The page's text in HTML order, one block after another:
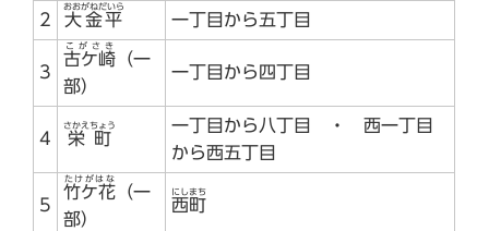
2 大金平
おおがねだいら
一丁目から五丁目
3
古ケ崎
こがさき
（一
部）
一丁目から四丁目
4 栄町
さかえちょう
一丁目から八丁目 ・ 西一丁目
から西五丁目
5
竹ケ花
たけがはな
（一
部）
西町
にしまち